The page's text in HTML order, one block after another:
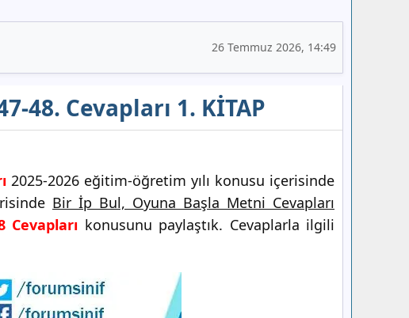
26 Temmuz 2026, 14:49
48. Cevapları 1. KİTAP
2025-2026 eğitim-öğretim yılı konusu içerisinde
Bir İp Bul, Oyuna Başla Metni Cevapları
Cevapları konusunu paylaştık. Cevaplarla ilgili